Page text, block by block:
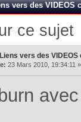
vers des VIDEOS
ce sujet
vers des
23 Mars 2010, 19:34:11 »